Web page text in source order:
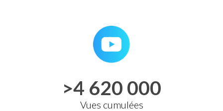
>4 620 000
Vues cumulées